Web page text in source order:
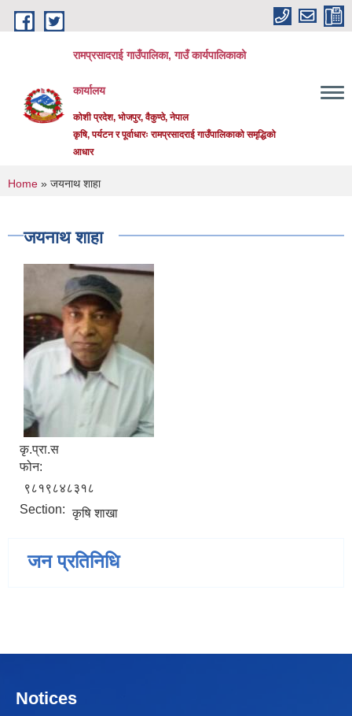
Skip to main content
रामप्रसादराई गाउँपालिका, गाउँ कार्यपालिकाको
कार्यालय
कोशी प्रदेश, भोजपुर, वैकुण्ठे, नेपाल
कृषि, पर्यटन र पूर्वाधारः रामप्रसादराई गाउँपालिकाको समृद्धिको
आधार
You are here
Home » जयनाथ शाहा
जयनाथ शाहा
कृ.प्रा.स
फोन:
९८१९८४८३१८
Section: कृषि शाखा
जन प्रतिनिधि
Notices